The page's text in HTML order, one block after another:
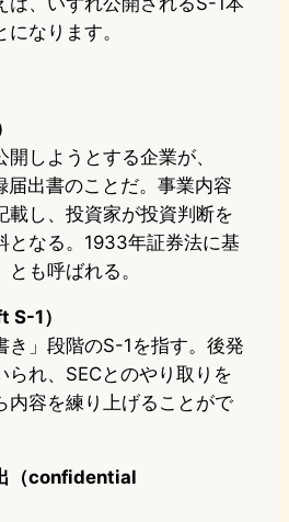
なります。
しようとする企業が、
届出書のことだ。事業内容
載し、投資家が投資判断を
となる。1933年証券法に基
も呼ばれる。
S-1）
き」段階のS-1を指す。後発
られ、SECとのやり取りを
内容を練り上げることがで
（confidential